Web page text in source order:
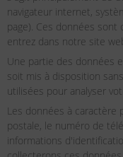
navigateur internet,
page). Ces données
entrez dans notre site
Une partie des données
soit mis à disposition
utilisées pour analyser
Les données à caractère
postale, le numéro de
informations